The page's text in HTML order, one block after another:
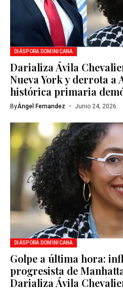
DIÁSPORA DOMINICANA
Darializa Ávila
Nueva York y derrota a
histórica primaria
ByÁngel Fernandez Junio 24, 2026
DIÁSPORA DOMINICANA
Golpe a última hora:
progresista de
Darializa Ávila